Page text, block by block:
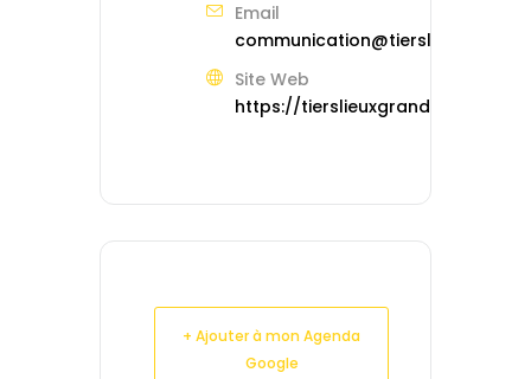
Email
Site Web
https://tierslieuxgrandest.org
+ Ajouter à mon Agenda
Google